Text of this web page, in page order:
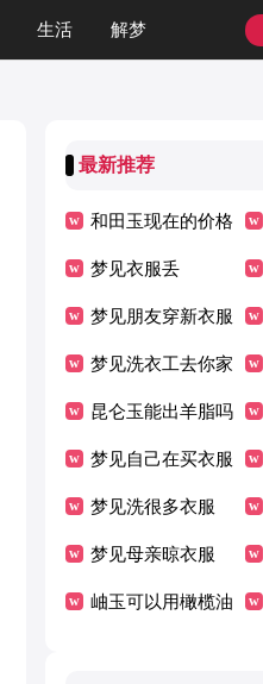
生活 解梦
最新推荐
和田玉现在的价格
梦见衣服丢
梦见朋友穿新衣服
梦见洗衣工去你家
洗衣服
昆仑玉能出羊脂吗
梦见自己在买衣服
(实用)
梦见洗很多衣服
(推荐)
梦见母亲晾衣服
（集合）
岫玉可以用橄榄油